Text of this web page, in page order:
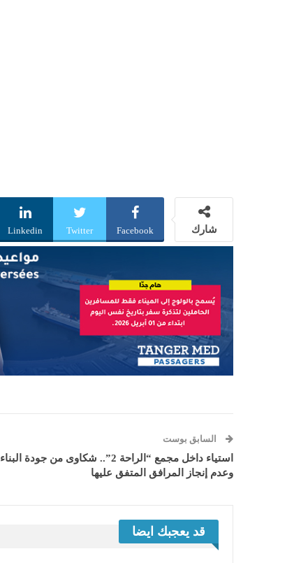
شارك Facebook
Twitter
Linkedin
السابق بوست
استياء داخل مجمع “الراحة 2”.. شكاوى من جودة البناء
وعدم إنجاز المرافق المتفق عليها
قد يعجبك ايضا